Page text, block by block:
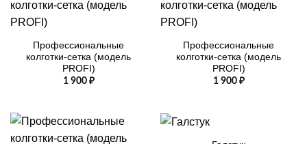
Профессиональные
колготки-сетка (модель
PROFI)
1 900 ₽
Профессиональные
колготки-сетка (модель
PROFI)
1 900 ₽